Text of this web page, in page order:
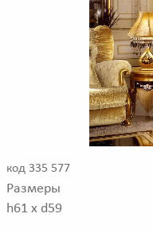
код 335 577
Размеры
h61 x d59